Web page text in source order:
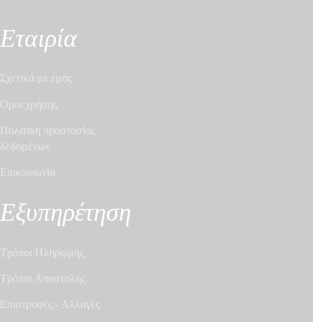
Εταιρία
Σχετικά με εμάς
Όροι χρήσης
Πολιτική προστασίας
δεδομένων
Επικοινωνία
Εξυπηρέτηση
Τρόποι Πληρωμής
Τρόποι Αποστολής
Επιστροφές - Αλλαγές